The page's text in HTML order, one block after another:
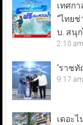
เทศก
“ไทยช่
บ. สนุ
2:10 am
‘ราชทั
9:17 am
เดอะ